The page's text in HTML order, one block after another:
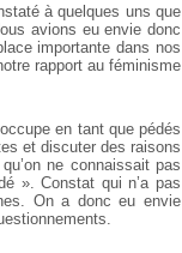
à quelques uns que
avions eu envie donc
importante dans nos
rapport au féminisme
en tant que pédés
et discuter des raisons
ne connaissait pas
». Constat qui n’a pas
On a donc eu envie